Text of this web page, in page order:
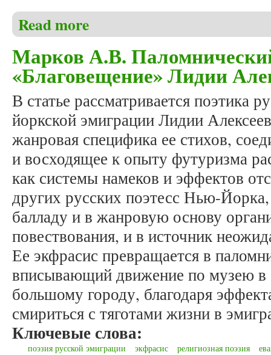
Read more
Марков А.В.
«Благовещение» Лидии
В статье рассматривается поэтика
йоркской эмиграции Лидии
жанровая специфика ее стихов,
и восходящее к опыту футуризма
как системы намеков и эффектов
других русских поэтесс Нью-Йорка,
балладу и в жанровую основу
повествования, и в источник
Ее экфрасис превращается в
вписывающий движение по музею
большому городу, благодаря
смириться с тяготами жизни в
Ключевые слова:
поэзия русской эмиграции экфрасис религиозная поэзия